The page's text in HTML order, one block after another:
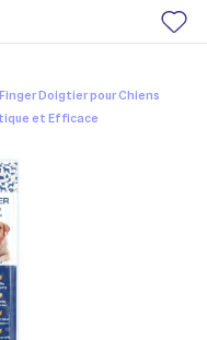
Doigtier pour Chiens
et Efficace